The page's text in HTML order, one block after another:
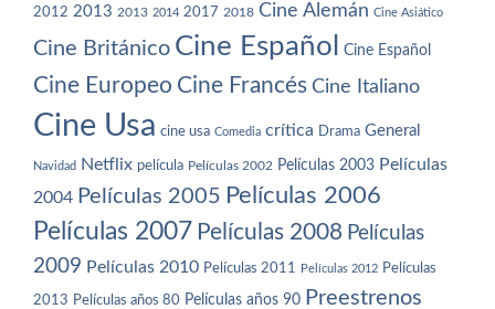
2012 2013 2013 2014 2017 2018 Cine Alemán Cine Asiático
Cine Británico Cine Español Cine Español
Cine Europeo Cine Francés Cine Italiano
Cine Usa cine usa Comedia crítica Drama General
Navidad Netflix película Películas 2002 Películas 2003 Películas
2004 Películas 2005 Películas 2006
Películas 2007 Películas 2008 Películas
2009 Películas 2010 Películas 2011 Películas 2012 Películas
2013 Películas años 80 Películas años 90 Preestrenos